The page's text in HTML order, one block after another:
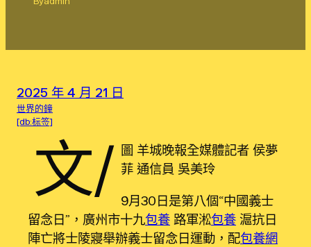
2025 年 4 月 21 日
世界的鐘
[db:标签]
文/ 圖 羊城晚報全媒體記者 侯夢
菲 通信員 吳美玲
9月30日是第八個“中國義士
留念日”，廣州市十九包養 路軍淞包養 滬抗日
陣亡將士陵寢舉辦義士留念日運動，配包養網